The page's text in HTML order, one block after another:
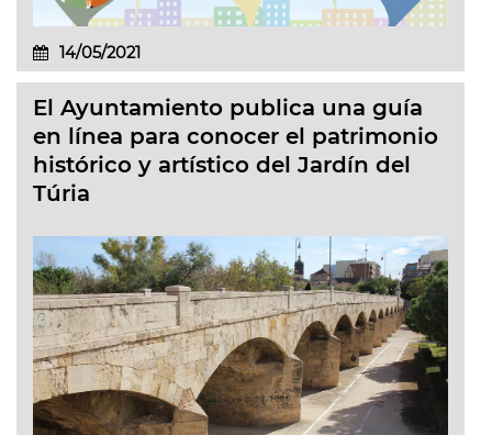
14/05/2021
El Ayuntamiento publica una guía
en línea para conocer el patrimonio
histórico y artístico del Jardín del
Túria